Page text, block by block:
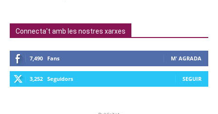
Connecta't amb les nostres xarxes
7,490 Fans M' AGRADA
3,252 Seguidors SEGUIR